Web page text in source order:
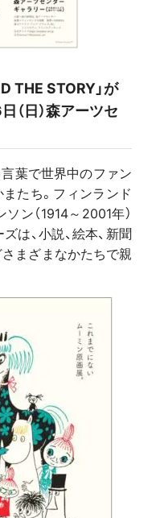
THE STORY」が
（日）森アーツセ
葉で世界中のファン
たち。フィンランド
ン（1914～2001年）
は、小説、絵本、新聞
さまざまなかたちで親